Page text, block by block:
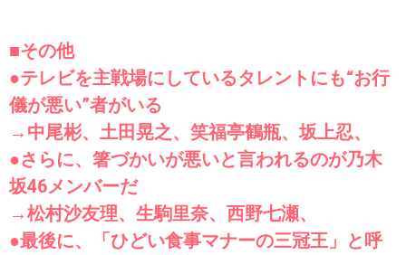
■その他
●テレビを主戦場にしているタレントにも“お行
儀が悪い”者がいる
→中尾彬、土田晃之、笑福亭鶴瓶、坂上忍、
●さらに、箸づかいが悪いと言われるのが乃木
坂46メンバーだ
→松村沙友理、生駒里奈、西野七瀬、
●最後に、「ひどい食事マナーの三冠王」と呼